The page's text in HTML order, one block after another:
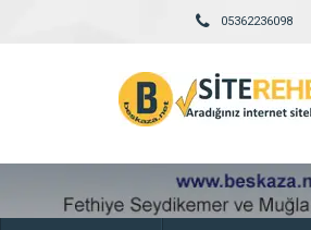
05362236098